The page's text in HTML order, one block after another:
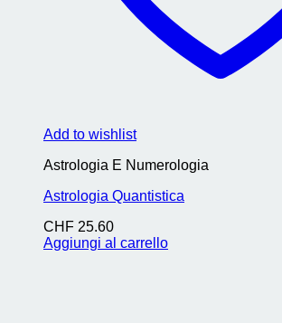
Add to wishlist
Astrologia E Numerologia
Astrologia Quantistica
CHF 25.60
Aggiungi al carrello